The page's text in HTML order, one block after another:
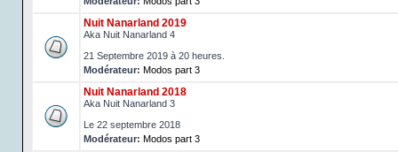
Nuit Nanarland 2019
Aka Nuit Nanarland 4
21 Septembre 2019 à 20 heures.
Modérateur: Modos part 3
Nuit Nanarland 2018
Aka Nuit Nanarland 3
Le 22 septembre 2018
Modérateur: Modos part 3